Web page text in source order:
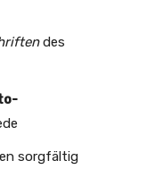
des
sorgfältig